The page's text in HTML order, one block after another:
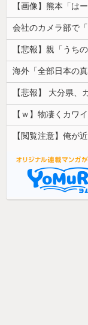
【悲報】 大分県、
【ｗ】物凄くカワ
【閲覧注意】俺が